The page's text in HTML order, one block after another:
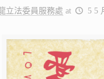
立法委員服務處 at 5 5